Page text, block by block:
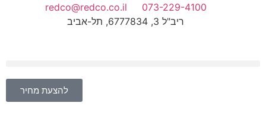
073-229-4100
redco@redco.co.il
ריב"ל 3, 6777834, תל-אביב
להצעת מחיר